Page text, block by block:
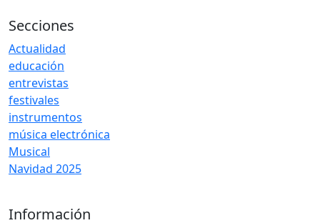
Secciones
Actualidad
educación
entrevistas
festivales
instrumentos
música electrónica
Musical
Navidad 2025
Información